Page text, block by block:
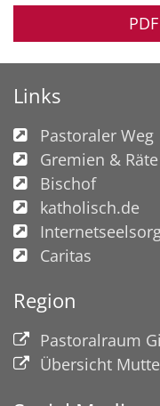
Links
Pastoraler Weg
Gremien & Räte
Bischof
katholisch.de
Caritas
Region
Pastoralraum
Übersicht